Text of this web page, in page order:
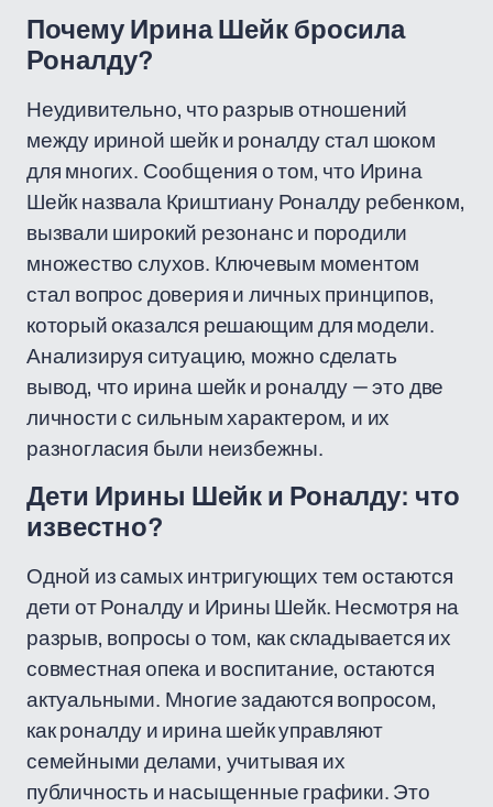
Почему Ирина Шейк бросила
Роналду?
Неудивительно, что разрыв отношений
между ириной шейк и роналду стал шоком
для многих. Сообщения о том, что Ирина
Шейк назвала Криштиану Роналду ребенком,
вызвали широкий резонанс и породили
множество слухов. Ключевым моментом
стал вопрос доверия и личных принципов,
который оказался решающим для модели.
Анализируя ситуацию, можно сделать
вывод, что ирина шейк и роналду — это две
личности с сильным характером, и их
разногласия были неизбежны.
Дети Ирины Шейк и Роналду: что
известно?
Одной из самых интригующих тем остаются
дети от Роналду и Ирины Шейк. Несмотря на
разрыв, вопросы о том, как складывается их
совместная опека и воспитание, остаются
актуальными. Многие задаются вопросом,
как роналду и ирина шейк управляют
семейными делами, учитывая их
публичность и насыщенные графики. Это